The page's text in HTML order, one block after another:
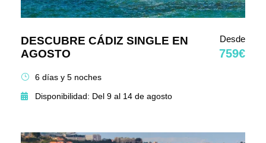
DESCUBRE CÁDIZ SINGLE EN
AGOSTO
Desde
759€
6 días y 5 noches
Disponibilidad: Del 9 al 14 de agosto